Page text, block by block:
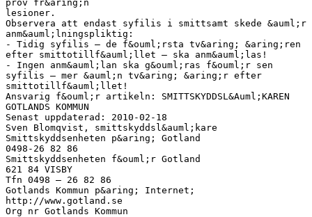
prov fr&aring;n
lesioner.
Observera att endast syfilis i smittsamt skede &auml;r
anm&auml;lningspliktig:
- Tidig syfilis – de f&ouml;rsta tv&aring; &aring;ren
efter smittotillf&auml;llet – ska anm&auml;las!
- Ingen anm&auml;lan ska g&ouml;ras f&ouml;r sen
syfilis – mer &auml;n tv&aring; &aring;r efter
smittotillf&auml;llet!
Ansvarig f&ouml;r artikeln: SMITTSKYDDSL&Auml;KAREN
GOTLANDS KOMMUN
Senast uppdaterad: 2010-02-18
Sven Blomqvist, smittskyddsl&auml;kare
Smittskyddsenheten p&aring; Gotland
0498-26 82 86
Smittskyddsenheten f&ouml;r Gotland
621 84 VISBY
Tfn 0498 – 26 82 86
Gotlands Kommun p&aring; Internet;
http://www.gotland.se
Org nr Gotlands Kommun